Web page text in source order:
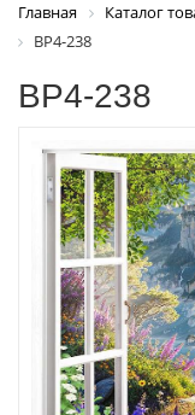
Главная Каталог
ВР4-238
ВР4-238